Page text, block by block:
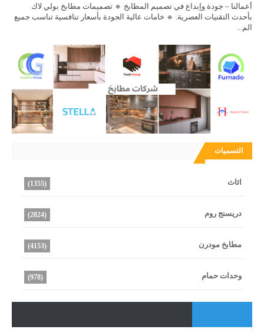
أعمالنا – جودة وإبداع في تصميم المطابخ 🔹 تصميمات مطابخ بولي لاك
بأحدث التقنيات العصرية. 🔹 خامات عالية الجودة بأسعار تنافسية تناسب جميع
الم...
التسميات
اثاث (1355)
دريسنج روم (2824)
مطابخ مودرن (4153)
وحدات حمام (978)